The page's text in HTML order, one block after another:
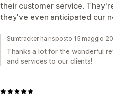
their customer service.
they've even anticipated our
Sumtracker ha risposto 15 maggio
Thanks a lot for the wonderful
and services to our clients!